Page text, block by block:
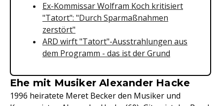
Ex-Kommissar Wolfram Koch kritisiert
"Tatort": "Durch Sparmaßnahmen
zerstört"
ARD wirft "Tatort"-Ausstrahlungen aus
dem Programm - das ist der Grund
Ehe mit Musiker Alexander Hacke
1996 heiratete Meret Becker den Musiker und